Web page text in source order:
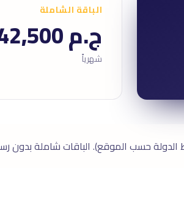
الباقة الشاملة
ج.م 142,500
شهرياً